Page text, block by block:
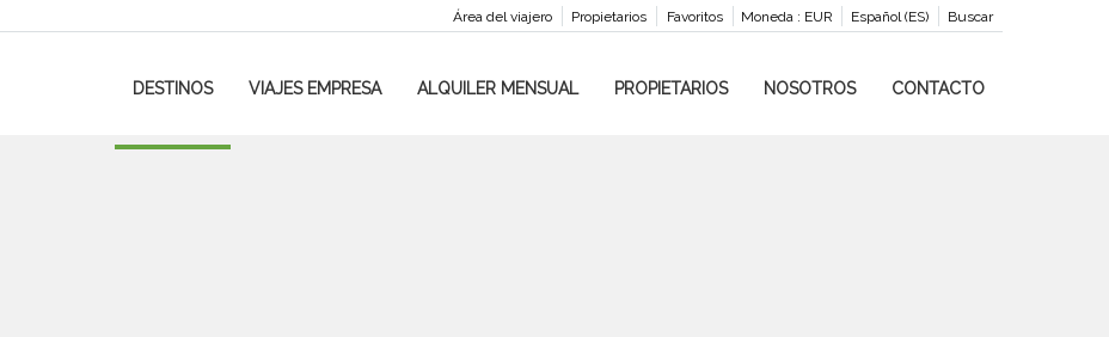
Buscar
Español (ES)
Moneda : EUR
Favoritos
Propietarios
Área del viajero
DESTINOS VIAJES EMPRESA ALQUILER MENSUAL PROPIETARIOS NOSOTROS CONTACTO